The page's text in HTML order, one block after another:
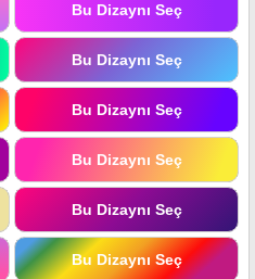
Bu Dizaynı Seç
Bu Dizaynı Seç
Bu Dizaynı Seç
Bu Dizaynı Seç
Bu Dizaynı Seç
Bu Dizaynı Seç